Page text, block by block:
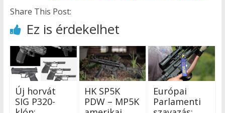
Share This Post:
Ez is érdekelhet
Új horvát
SIG P320-
HK SP5K
PDW – MP5K
Európai
Parlamenti